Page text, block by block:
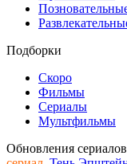
Подборки
Скоро
Фильмы
Сериалы
Мультфильмы
Обновления